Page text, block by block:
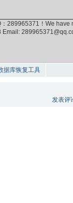
289965371！We
Email:
据库恢复工具
发表评